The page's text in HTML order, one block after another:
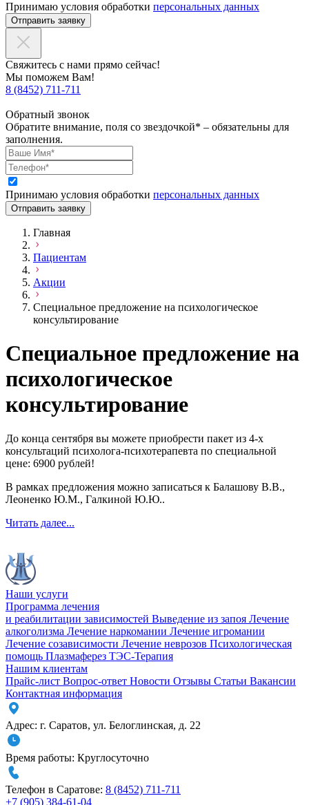
Принимаю условия обработки персональных данных
Отправить заявку
Свяжитесь с нами прямо сейчас!
Мы поможем Вам!
8 (8452) 711-711
Обратный звонок
Обратите внимание, поля со звездочкой* – обязательны для
заполнения.
Принимаю условия обработки персональных данных
Отправить заявку
Главная
Пациентам
Акции
Специальное предложение на психологическое
консультирование
Специальное предложение на
психологическое
консультирование
До конца сентября вы можете приобрести пакет из 4-х
консультаций психолога-психотерапевта по специальной
цене: 6900 рублей!
В рамках предложения можно записаться к Балашову В.В.,
Леоненко Ю.М., Галкиной Ю.Ю..
Читать далее...
Наши услуги
Программа лечения
и реабилитации зависимостей Выведение из запоя Лечение
алкоголизма Лечение наркомании Лечение игромании
Лечение созависимости Лечение неврозов Психологическая
помощь Плазмаферез ТЭС-Терапия
Нашим клиентам
Прайс-лист Вопрос-ответ Новости Отзывы Статьи Вакансии
Контактная информация
Адрес: г. Саратов, ул. Белоглинская, д. 22
Время работы: Круглосуточно
Телефон в Саратове: 8 (8452) 711-711
+7 (905) 384-61-04